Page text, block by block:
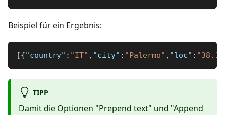
Beispiel für ein Ergebnis:
[{"country" : "IT" , "city" : "Palermo" , "loc" :
TIPP
Damit die Optionen "Prepend text" und "Append